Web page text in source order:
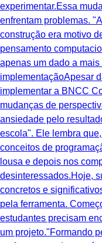
experimentar.Essa
enfrentam problemas.
construção era motivo
pensamento
apenas um dado a
implementaçãoApesar
implementar a BNCC
mudanças de
ansiedade pelo
escola". Ele lembra
conceitos de
lousa e depois nos
desinteressados.Hoje,
concretos e
pela ferramenta.
estudantes precisam
um projeto."Formando